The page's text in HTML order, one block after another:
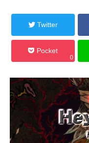
Twitter
Pocket
0